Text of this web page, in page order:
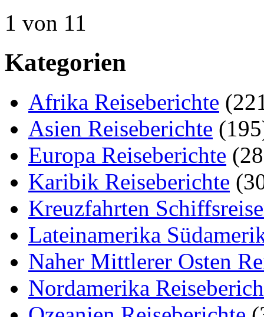
1 von 11
Kategorien
Afrika Reiseberichte
Asien Reiseberichte
Europa Reiseberichte
Karibik Reiseberichte
Kreuzfahrten
Lateinamerika
Naher Mittlerer Osten
Nordamerika